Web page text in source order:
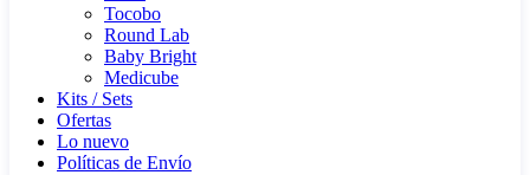
Tocobo
Round Lab
Baby Bright
Medicube
Kits / Sets
Ofertas
Lo nuevo
Políticas de Envío